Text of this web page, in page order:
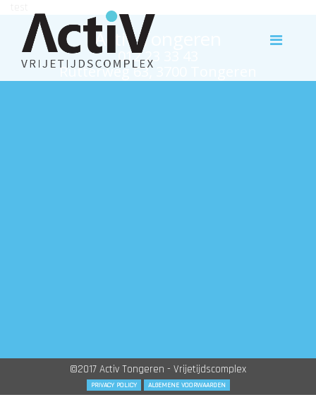
Activ Tongeren
012 23 33 43
Rutterweg 63, 3700 Tongeren
©2017 Activ Tongeren - Vrijetijdscomplex
PRIVACY POLICY ALGEMENE VOORWAARDEN